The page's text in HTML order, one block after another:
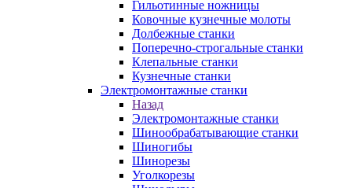
Гильотинные ножницы
Ковочные кузнечные молоты
Долбежные станки
Поперечно-строгальные станки
Клепальные станки
Кузнечные станки
Электромонтажные станки
Назад
Электромонтажные станки
Шинообрабатывающие станки
Шиногибы
Шинорезы
Уголкорезы